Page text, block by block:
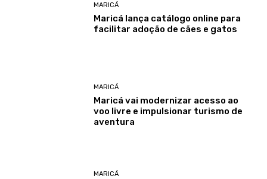
MARICÁ
Maricá lança catálogo online para
facilitar adoção de cães e gatos
MARICÁ
Maricá vai modernizar acesso ao
voo livre e impulsionar turismo de
aventura
MARICÁ